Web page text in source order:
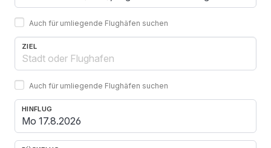
Auch für umliegende Flughäfen suchen
ZIEL
Auch für umliegende Flughäfen suchen
HINFLUG